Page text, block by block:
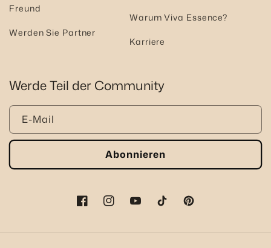
Freund
Werden Sie Partner
Warum Viva Essence?
Karriere
Werde Teil der Community
E-Mail
Abonnieren
FacebookInstagramYouTubeTikTokPinterest